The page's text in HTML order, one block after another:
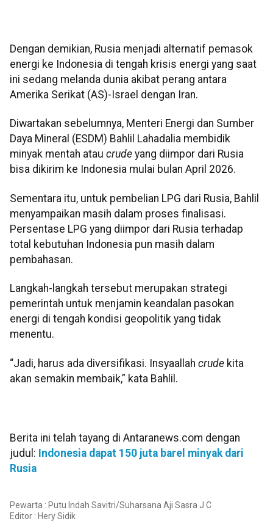
Dengan demikian, Rusia menjadi alternatif pemasok
energi ke Indonesia di tengah krisis energi yang saat
ini sedang melanda dunia akibat perang antara
Amerika Serikat (AS)-Israel dengan Iran.
Diwartakan sebelumnya, Menteri Energi dan Sumber
Daya Mineral (ESDM) Bahlil Lahadalia membidik
minyak mentah atau crude yang diimpor dari Rusia
bisa dikirim ke Indonesia mulai bulan April 2026.
Sementara itu, untuk pembelian LPG dari Rusia, Bahlil
menyampaikan masih dalam proses finalisasi.
Persentase LPG yang diimpor dari Rusia terhadap
total kebutuhan Indonesia pun masih dalam
pembahasan.
Langkah-langkah tersebut merupakan strategi
pemerintah untuk menjamin keandalan pasokan
energi di tengah kondisi geopolitik yang tidak
menentu.
“Jadi, harus ada diversifikasi. Insyaallah crude kita
akan semakin membaik,” kata Bahlil.
Berita ini telah tayang di Antaranews.com dengan
judul: Indonesia dapat 150 juta barel minyak dari
Rusia
Pewarta : Putu Indah Savitri/Suharsana Aji Sasra J C
Editor : Hery Sidik